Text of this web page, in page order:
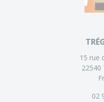
15 rue
22540
02